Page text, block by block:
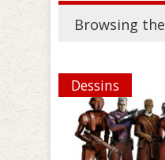
Browsing the
Dessins